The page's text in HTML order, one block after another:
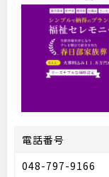
電話番号
048-797-9166